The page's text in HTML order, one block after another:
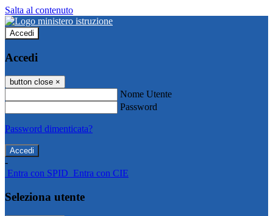
Salta al contenuto
Accedi
Accedi
button close ×
Nome Utente
Password
Password dimenticata?
-
Entra con SPID Entra con CIE
Seleziona utente